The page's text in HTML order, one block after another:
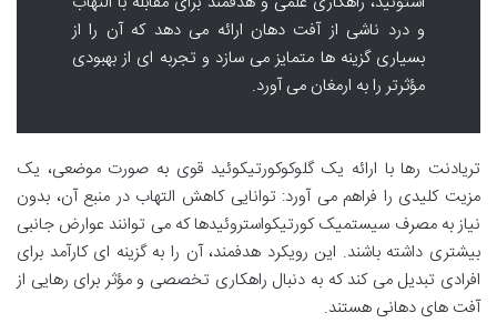
و درد ناشی از آفت دهان ارائه می دهد که آن را از
بسیاری گزینه ها متمایز می سازد و تجربه ای از بهبودی
مؤثرتر را به ارمغان می آورد.
تریادنت رها با ارائه یک گلوکوکورتیکوئید قوی به صورت موضعی، یک
مزیت کلیدی را فراهم می آورد: توانایی کاهش التهاب در منبع آن، بدون
نیاز به مصرف سیستمیک کورتیکواستروئیدها که می توانند عوارض جانبی
بیشتری داشته باشند. این رویکرد هدفمند، آن را به گزینه ای کارآمد برای
افرادی تبدیل می کند که به دنبال راهکاری تخصصی و مؤثر برای رهایی از
آفت های دهانی هستند.